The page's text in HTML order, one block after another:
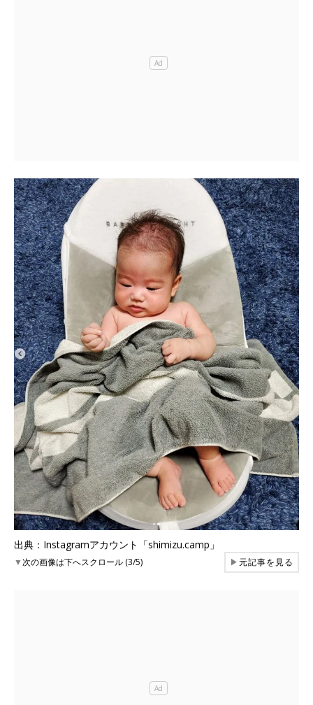
出典：Instagramアカウント「shimizu.camp」
▼次の画像は下へスクロール (3/5) ▶元記事を見る